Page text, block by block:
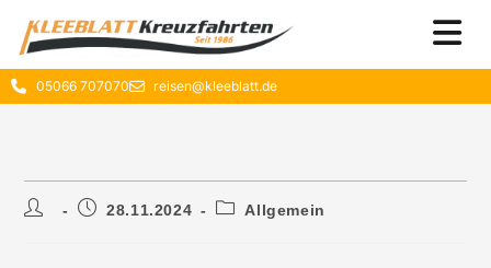
05066 707070 reisen@kleeblatt.de
28.11.2024 Allgemein